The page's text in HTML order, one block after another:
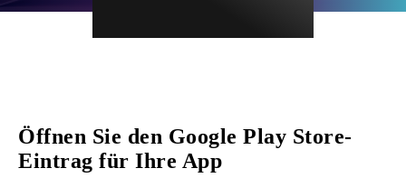
Öffnen Sie den Google Play Store-
Eintrag für Ihre App